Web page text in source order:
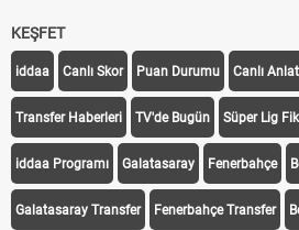
KEŞFET
iddaa Canlı Skor Puan Durumu Canlı
Transfer Haberleri TV'de Bugün Süper Lig
iddaa Programı Galatasaray Fenerbahçe
Galatasaray Transfer Fenerbahçe Transfer